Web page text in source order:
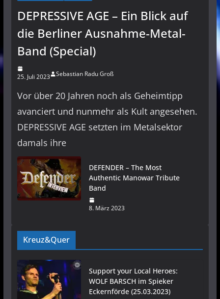
DEPRESSIVE AGE – Ein Blick auf
die Berliner Ausnahme-Metal-
Band (Special)
25. Juli 2023 Sebastian Radu Groß
Vor über 20 Jahren noch als Geheimtipp
avanciert und nunmehr als Kult angesehen.
DEPRESSIVE AGE setzten im Metalsektor
damals ihre
DEFENDER – The Most
Authentic Manowar Tribute
Band
8. März 2023
Kreuz&Quer
Support your Local Heroes:
WOLF BARSCH im Spieker
Eckernförde (25.03.2023)